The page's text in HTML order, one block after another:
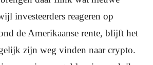
investeerders reageren op
de Amerikaanse rente, blijft het
zijn weg vinden naar crypto.